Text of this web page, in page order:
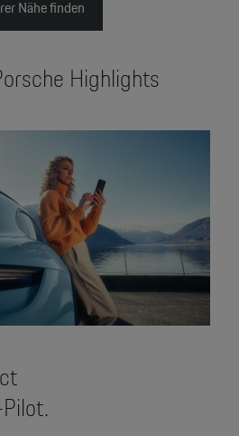
Nähe finden
Highlights